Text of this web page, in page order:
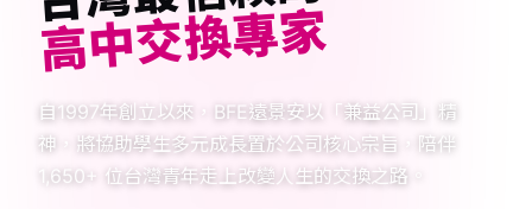
高中交換專家
自1997年創立以來，BFE遠景安以「兼益公司」精
神，將協助學生多元成長置於公司核心宗旨，陪伴
1,650+ 位台灣青年走上改變人生的交換之路。